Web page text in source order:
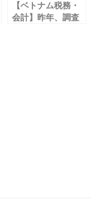
【ベトナム税務・
会計】昨年、調査